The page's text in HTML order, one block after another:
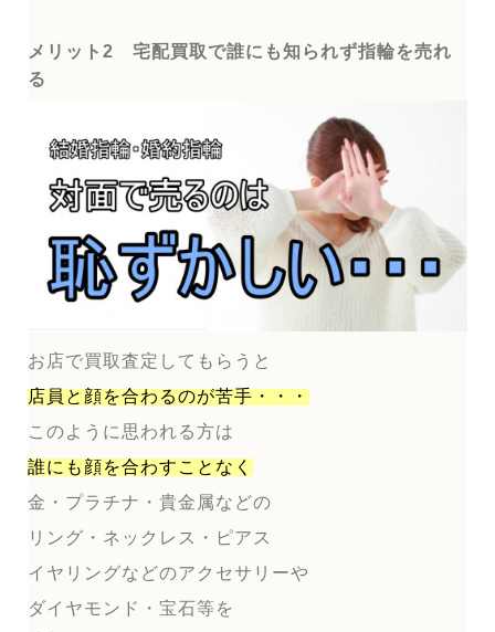
メリット2 宅配買取で誰にも知られず指輪を売れ
る
お店で買取査定してもらうと
店員と顔を合わるのが苦手・・・
このように思われる方は
誰にも顔を合わすことなく
金・プラチナ・貴金属などの
リング・ネックレス・ピアス
イヤリングなどのアクセサリーや
ダイヤモンド・宝石等を